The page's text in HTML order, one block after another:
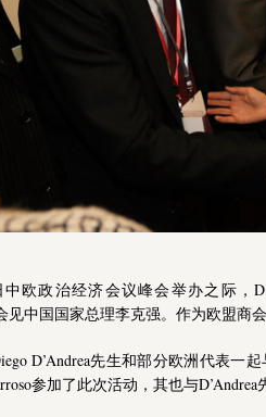
私人客户与财
中欧政治经济会议峰会举办之际，
见中国国家总理李克强。作为欧盟商
D’Andrea先生和部分欧洲代表
参加了此次活动，其也与